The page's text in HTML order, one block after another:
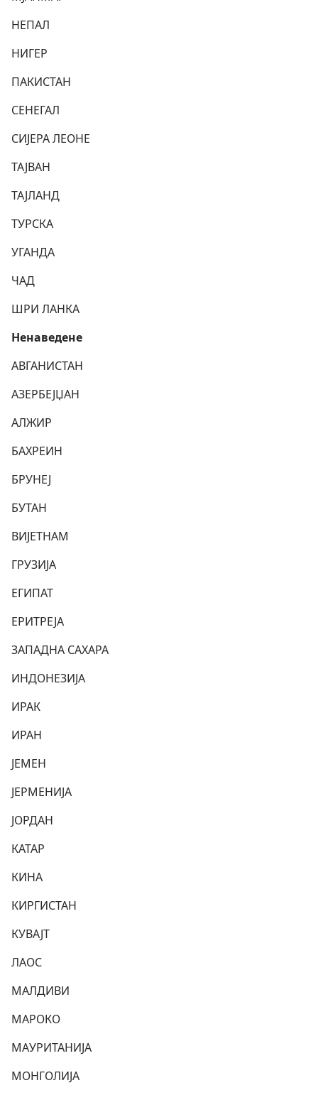
НЕПАЛ
НИГЕР
ПАКИСТАН
СЕНЕГАЛ
СИЈЕРА ЛЕОНЕ
ТАЈВАН
ТАЈЛАНД
ТУРСКА
УГАНДА
ЧАД
ШРИ ЛАНКА
Ненаведене
АВГАНИСТАН
АЗЕРБЕЈЏАН
АЛЖИР
БАХРЕИН
БРУНЕЈ
БУТАН
ВИЈЕТНАМ
ГРУЗИЈА
ЕГИПАТ
ЕРИТРЕЈА
ЗАПАДНА САХАРА
ИНДОНЕЗИЈА
ИРАК
ИРАН
ЈЕМЕН
ЈЕРМЕНИЈА
ЈОРДАН
КАТАР
КИНА
КИРГИСТАН
КУВАЈТ
ЛАОС
МАЛДИВИ
МАРОКО
МАУРИТАНИЈА
МОНГОЛИЈА